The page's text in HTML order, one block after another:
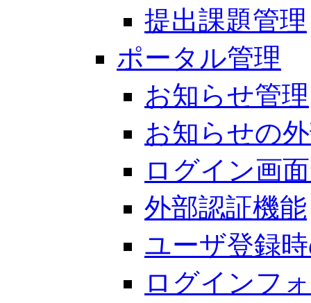
提出課題管理
ポータル管理
お知らせ管理
お知らせの
ログイン画
外部認証機能
ユーザ登録
ログインフ